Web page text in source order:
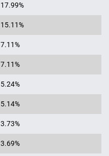
17.99%
15.11%
7.11%
7.11%
5.24%
5.14%
3.73%
3.69%